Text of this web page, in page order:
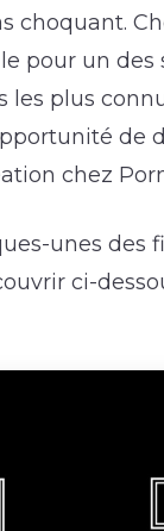
choquant.
pour un des
les plus
de
chez
unes des
ci-